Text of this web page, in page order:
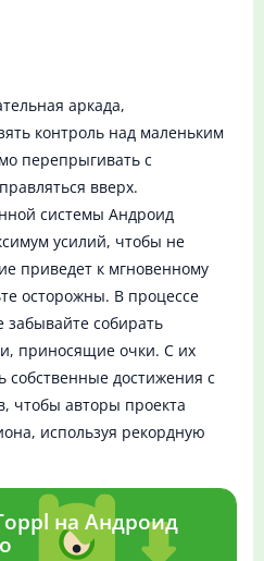
аркада,
контроль над маленьким
перепрыгивать с
вверх.
системы Андроид
усилий, чтобы не
приведет к мгновенному
осторожны. В процессе
забывайте собирать
приносящие очки. С их
достижения с
чтобы авторы проекта
используя рекордную
на Андроид